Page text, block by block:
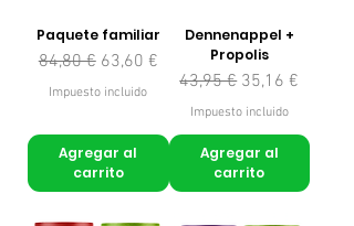
Paquete familiar
Precio
84,80 € Precio de oferta
63,60 €
Impuesto incluido
Agregar al
carrito
Dennenappel +
Propolis
Precio
43,95 € Precio de oferta
35,16 €
Impuesto incluido
Agregar al
carrito